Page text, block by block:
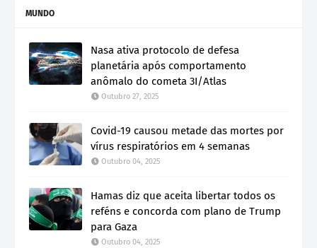
MUNDO
Nasa ativa protocolo de defesa
planetária após comportamento
anômalo do cometa 3I/Atlas
Outubro 27, 2025
Covid-19 causou metade das mortes por
vírus respiratórios em 4 semanas
Outubro 04, 2025
Hamas diz que aceita libertar todos os
reféns e concorda com plano de Trump
para Gaza
Outubro 04, 2025